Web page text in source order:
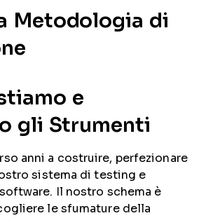
Metodologia di
e
gli Strumenti
anni a costruire, perfezionare
sistema di testing e
Il nostro schema è
le sfumature della